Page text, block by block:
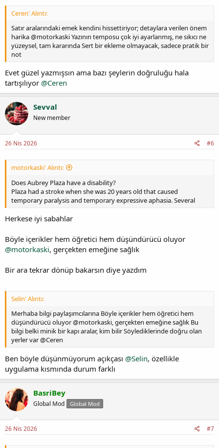
Ceren' Alıntı:
Satır aralarındaki emek kendini hissettiriyor; detaylara verilen önem
harika @motorkaski Yazının temposu çok iyi ayarlanmış, ne sıkıcı ne
yüzeysel, tam kararında Sert bir ekleme olmayacak, sadece pratik bir
not
Evet güzel yazmışsın ama bazı şeylerin doğruluğu hala
tartışılıyor @Ceren
Sevval
New member
26 Nis 2026 #6
motorkaski' Alıntı:
Does Aubrey Plaza have a disability?
Plaza had a stroke when she was 20 years old that caused
temporary paralysis and temporary expressive aphasia. Several
Herkese iyi sabahlar
Böyle içerikler hem öğretici hem düşündürücü oluyor
@motorkaski, gerçekten emeğine sağlık
Bir ara tekrar dönüp bakarsın diye yazdım
Selin' Alıntı:
Merhaba bilgi paylaşımcılarına Böyle içerikler hem öğretici hem
düşündürücü oluyor @motorkaski, gerçekten emeğine sağlık Bu
bilgi belki minik bir kapı aralar, kim bilir Söylediklerinde doğru olan
yerler var @Ceren
Ben böyle düşünmüyorum açıkçası @Selin, özellikle
uygulama kısmında durum farklı
BasriBey
Global Mod Global Mod
26 Nis 2026 #7